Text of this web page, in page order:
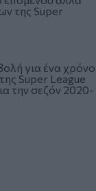
της Super
για ένα χρόνο
Super League
την σεζόν 2020-